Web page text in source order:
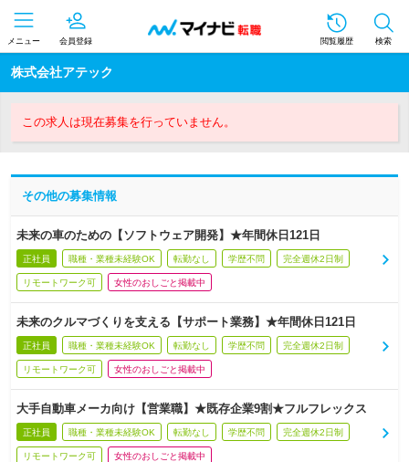
メニュー 会員登録 閲覧履歴 検索
株式会社アテック
この求人は現在募集を行っていません。
その他の募集情報
未来の車のための【ソフトウェア開発】★年間休日121日
正社員 職種・業種未経験OK 転勤なし 学歴不問 完全週休2日制
リモートワーク可 女性のおしごと掲載中
未来のクルマづくりを支える【サポート業務】★年間休日121日
正社員 職種・業種未経験OK 転勤なし 学歴不問 完全週休2日制
リモートワーク可 女性のおしごと掲載中
大手自動車メーカ向け【営業職】★既存企業9割★フルフレックス
正社員 職種・業種未経験OK 転勤なし 学歴不問 完全週休2日制
リモートワーク可 女性のおしごと掲載中